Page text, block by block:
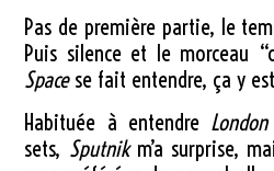
Pas de première partie, le
Puis silence et le morceau
Spacese fait entendre, ça y
Habituée à entendre
sets, Sputnikm’a surprise,